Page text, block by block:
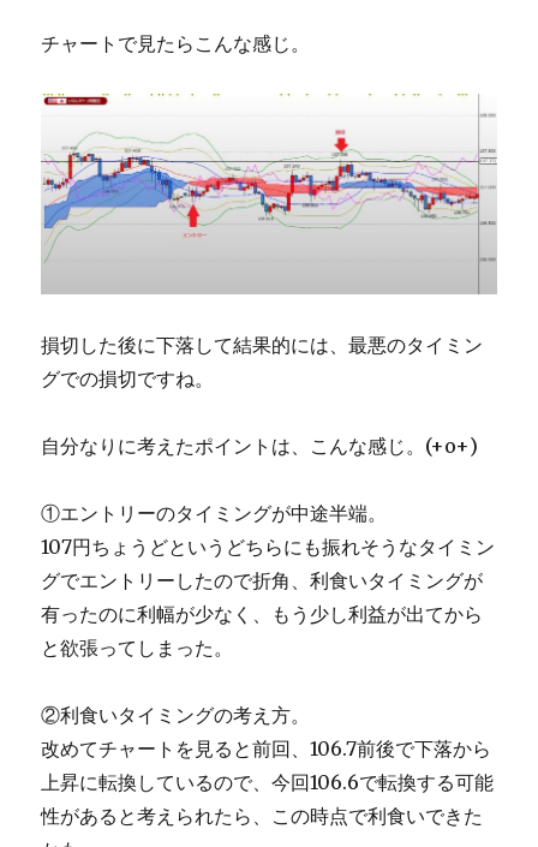
チャートで見たらこんな感じ。
損切した後に下落して結果的には、最悪のタイミン
グでの損切ですね。
自分なりに考えたポイントは、こんな感じ。(+o+)
①エントリーのタイミングが中途半端。
107円ちょうどというどちらにも振れそうなタイミン
グでエントリーしたので折角、利食いタイミングが
有ったのに利幅が少なく、もう少し利益が出てから
と欲張ってしまった。
②利食いタイミングの考え方。
改めてチャートを見ると前回、106.7前後で下落から
上昇に転換しているので、今回106.6で転換する可能
性があると考えられたら、この時点で利食いできた